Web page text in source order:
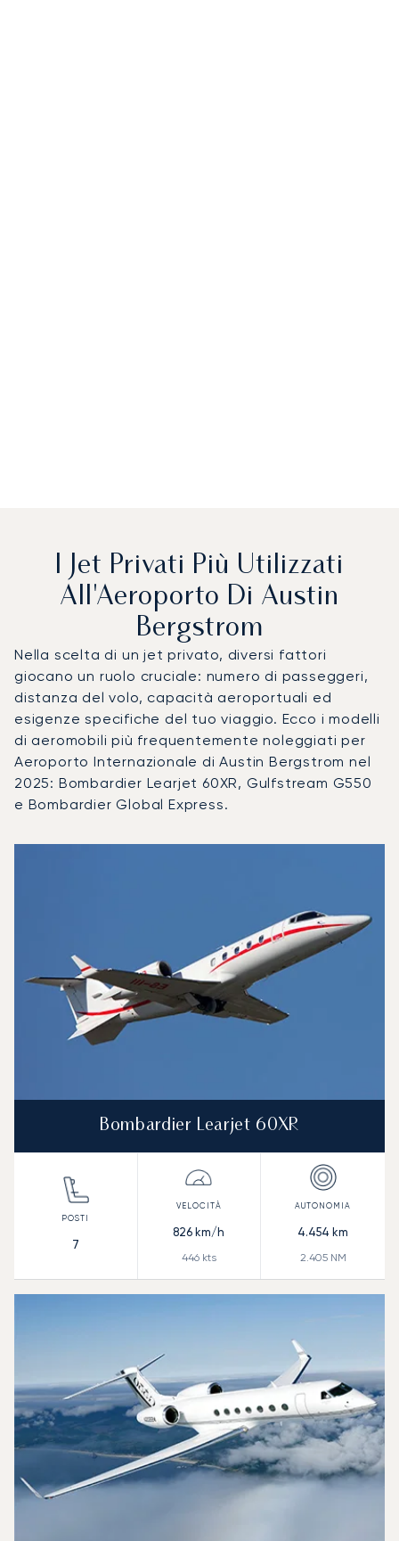
I Jet Privati Più Utilizzati
All'Aeroporto Di Austin
Bergstrom
Nella scelta di un jet privato, diversi fattori
giocano un ruolo cruciale: numero di passeggeri,
distanza del volo, capacità aeroportuali ed
esigenze specifiche del tuo viaggio. Ecco i modelli
di aeromobili più frequentemente noleggiati per
Aeroporto Internazionale di Austin Bergstrom nel
2025: Bombardier Learjet 60XR, Gulfstream G550
e Bombardier Global Express.
Bombardier Learjet 60XR
7
826 km/h
446kts
4.454 km
2.405NM